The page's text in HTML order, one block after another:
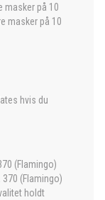
masker på 10
masker på 10
hvis du
(Flamingo)
370 (Flamingo)
holdt